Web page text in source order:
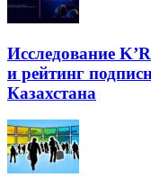
Исследование
и рейтинг
Казахстана